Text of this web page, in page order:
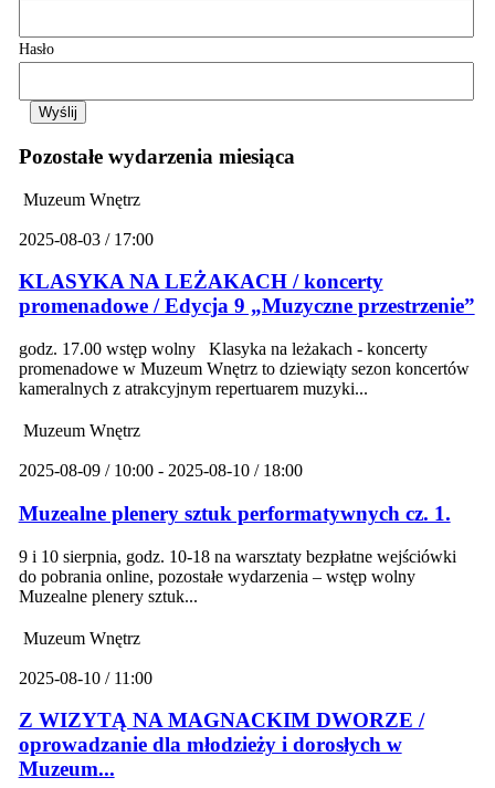
Hasło
Pozostałe wydarzenia miesiąca
Muzeum Wnętrz
2025-08-03 / 17:00
KLASYKA NA LEŻAKACH / koncerty
promenadowe / Edycja 9 „Muzyczne przestrzenie”
godz. 17.00 wstęp wolny Klasyka na leżakach - koncerty
promenadowe w Muzeum Wnętrz to dziewiąty sezon koncertów
kameralnych z atrakcyjnym repertuarem muzyki...
Muzeum Wnętrz
2025-08-09 / 10:00 - 2025-08-10 / 18:00
Muzealne plenery sztuk performatywnych cz. 1.
9 i 10 sierpnia, godz. 10-18 na warsztaty bezpłatne wejściówki
do pobrania online, pozostałe wydarzenia – wstęp wolny
Muzealne plenery sztuk...
Muzeum Wnętrz
2025-08-10 / 11:00
Z WIZYTĄ NA MAGNACKIM DWORZE /
oprowadzanie dla młodzieży i dorosłych w
Muzeum...